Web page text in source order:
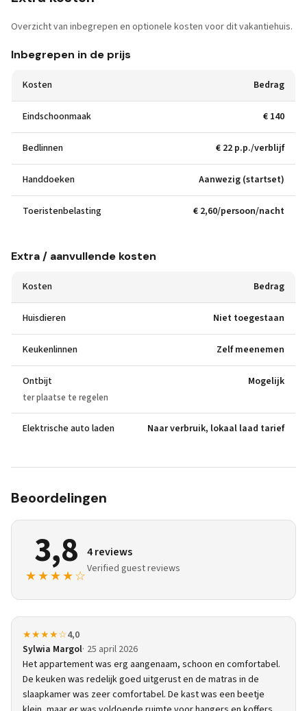
Overzicht van inbegrepen en optionele kosten voor dit vakantiehuis.
Inbegrepen in de prijs
Kosten Bedrag
Eindschoonmaak € 140
Bedlinnen € 22 p.p./verblijf
Handdoeken Aanwezig (startset)
Toeristenbelasting € 2,60/persoon/nacht
Extra / aanvullende kosten
Kosten Bedrag
Huisdieren Niet toegestaan
Keukenlinnen Zelf meenemen
Ontbijt
ter plaatse te regelen
Mogelijk
Elektrische auto laden Naar verbruik, lokaal laad tarief
Beoordelingen
3,8
★★★★☆
4 reviews
Verified guest reviews
★★★★☆4,0
Sylwia Margol 25 april 2026
Het appartement was erg aangenaam, schoon en comfortabel.
De keuken was redelijk goed uitgerust en de matras in de
slaapkamer was zeer comfortabel. De kast was een beetje